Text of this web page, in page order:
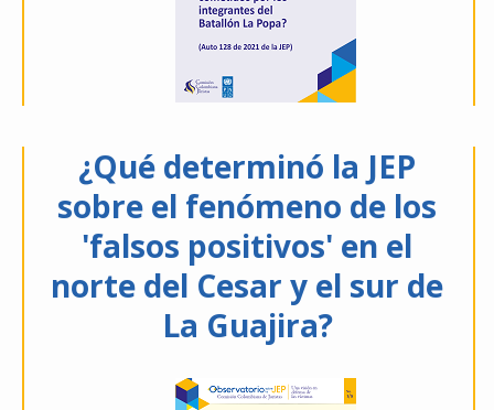
¿Qué determinó la JEP
sobre el fenómeno de los
'falsos positivos' en el
norte del Cesar y el sur de
La Guajira?